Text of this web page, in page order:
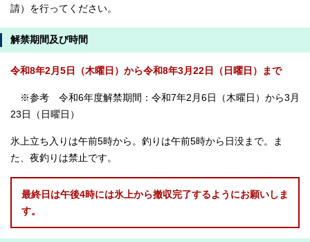
請）を行ってください。
解禁期間及び時間
令和8年2月5日（木曜日）から令和8年3月22日（日曜日）まで
※参考 令和6年度解禁期間：令和7年2月6日（木曜日）から3月
23日（日曜日）
氷上立ち入りは午前5時から。釣りは午前5時から日没まで。ま
た、夜釣りは禁止です。
最終日は午後4時には氷上から撤収完了するようにお願いしま
す。